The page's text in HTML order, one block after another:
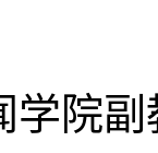
院副